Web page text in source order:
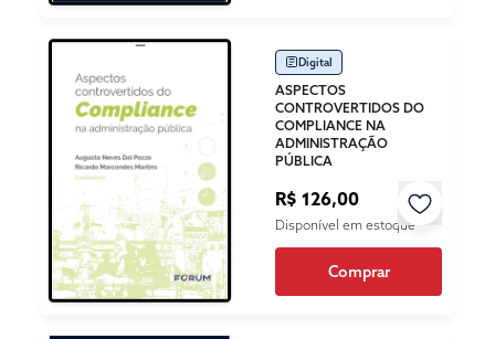
Digital
ASPECTOS
CONTROVERTIDOS DO
COMPLIANCE NA
ADMINISTRAÇÃO
PÚBLICA
R$ 126,00
Disponível em estoque
Comprar